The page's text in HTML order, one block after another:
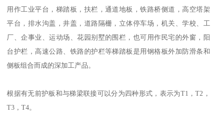
用作工业平台，梯踏板，扶栏，通道地板，铁路桥侧道，高空塔架
平台，排水沟盖，井盖，道路隔栅，立体停车场，机关、学校、工
厂、企事业、运动场、花园别墅的围栏，也可用作民宅的外窗，阳
台护栏，高速公路、铁路的护栏等梯踏板是用钢格板外加防滑条和
侧板组合而成的深加工产品。
根据有无前护板和与梯梁联接可以分为四种形式，表示为T1，T2，
T3，T4。